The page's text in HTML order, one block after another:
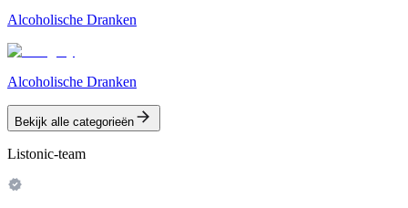
Alcoholische Dranken
Alcoholische Dranken
Bekijk alle categorieën
Listonic-team